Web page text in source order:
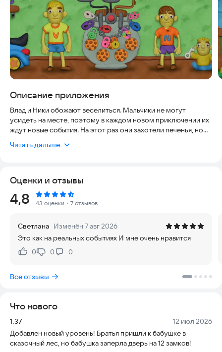
Описание приложения
Влад и Ники обожают веселиться. Мальчики не могут
усидеть на месте, поэтому в каждом новом приключении их
ждут новые события. На этот раз они захотели печенья, но
- Весёлая музыка
- Различные квест-комнаты с множеством головоломок
- Мини-игры: гонки на машинке, полеты на самолете и
космическое путешествие в костюме супергероя
Эта игра безопасна для детей, работает плавно на
современных устройствах и постоянно обновляется, чтобы
радовать юных игроков свежими задачами. Попробуйте
погрузиться в мир приключений братьев уже сегодня.
Читать дальше
Оценки и отзывы
Рейтинг:
4,8 43 оценки ・7 отзывов
Светлана Изменён 7 авг 2026
Это как на реальных событиях И мне очень нравится
Нравится:
0Не нравится:
0 0
Все отзывы
Что нового
Версия:
1.37 Дата:
12 июл 2026
Добавлен новый уровень! Братья пришли к бабушке в
сказочный лес, но бабушка заперла дверь на 12 замков!